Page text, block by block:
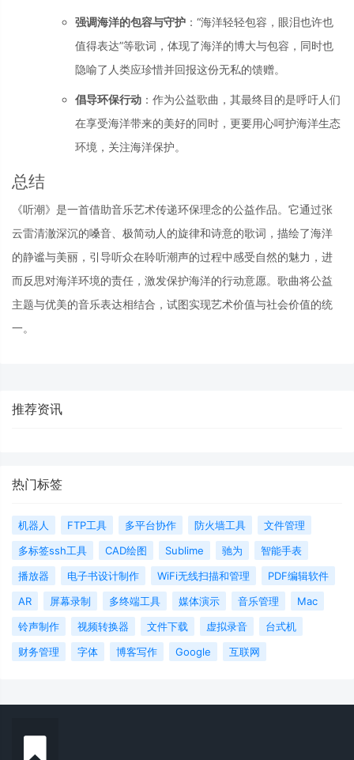
强调海洋的包容与守护 ：“海洋轻轻包容，眼泪也许也
值得表达”等歌词，体现了海洋的博大与包容，同时也
隐喻了人类应珍惜并回报这份无私的馈赠。
倡导环保行动 ：作为公益歌曲，其最终目的是呼吁人们
在享受海洋带来的美好的同时，更要用心呵护海洋生态
环境，关注海洋保护。
总结
《听潮》是一首借助音乐艺术传递环保理念的公益作品。它通过张
云雷清澈深沉的嗓音、极简动人的旋律和诗意的歌词，描绘了海洋
的静谧与美丽，引导听众在聆听潮声的过程中感受自然的魅力，进
而反思对海洋环境的责任，激发保护海洋的行动意愿。歌曲将公益
主题与优美的音乐表达相结合，试图实现艺术价值与社会价值的统
一。
推荐资讯
热门标签
机器人 FTP工具 多平台协作 防火墙工具
文件管理
多标签ssh工具
CAD绘图 Sublime 驰为
智能手表
播放器
电子书设计制作 WiFi无线扫描和管理
PDF编辑软件
AR
屏幕录制 多终端工具 媒体演示 音乐管理
Mac
铃声制作
视频转换器 文件下载 虚拟录音
台式机
财务管理
字体 博客写作 Google 互联网